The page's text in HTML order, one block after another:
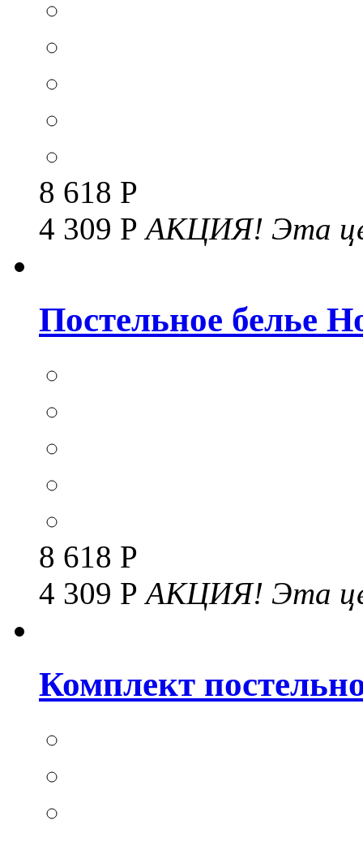
8 618 Р
4 309 РАКЦИЯ! Эта
Постельное белье
8 618 Р
4 309 РАКЦИЯ! Эта
Комплект